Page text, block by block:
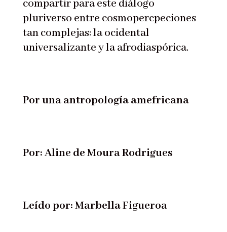
compartir para este diálogo
pluriverso entre cosmopercpeciones
tan complejas: la ocidental
universalizante y la afrodiaspórica.
Por una antropología amefricana
Por: Aline de Moura Rodrigues
Leído por: Marbella Figueroa